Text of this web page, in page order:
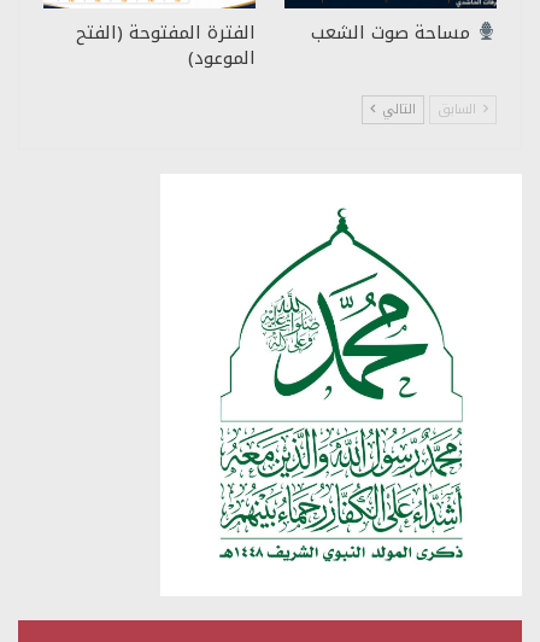
مساحة صوت الشعب الفترة المفتوحة (الفتح
الموعود)
السابق التالي